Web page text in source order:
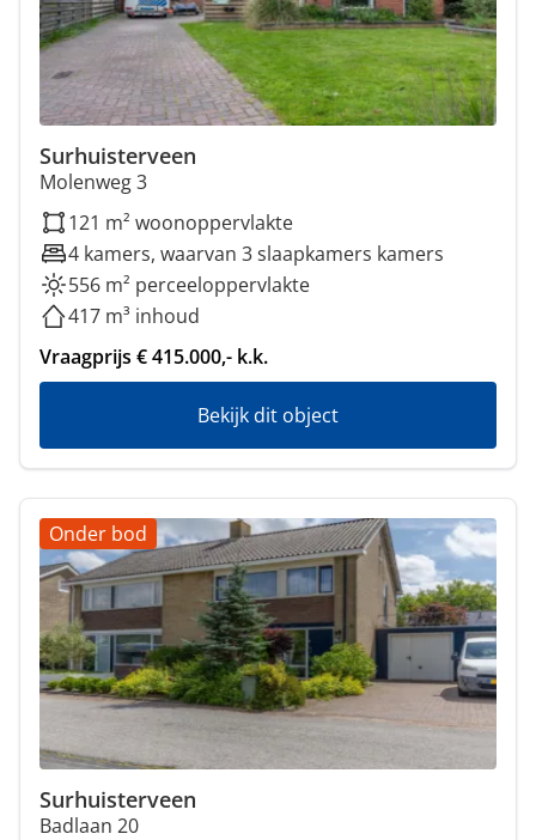
Surhuisterveen
Molenweg 3
121 m² woonoppervlakte
4 kamers, waarvan 3 slaapkamers kamers
556 m² perceeloppervlakte
417 m³ inhoud
Vraagprijs € 415.000,- k.k.
Bekijk dit object
Onder bod
Surhuisterveen
Badlaan 20